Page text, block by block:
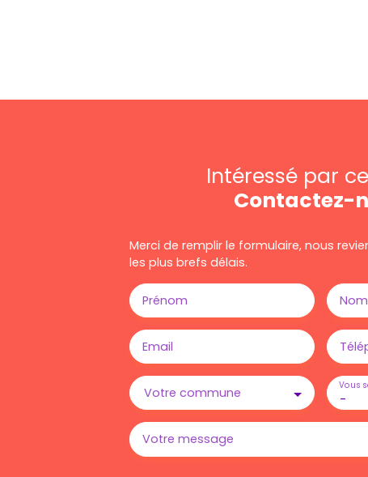
Intéressé par
Contactez-
Merci de remplir le formulaire, nous
les plus brefs délais.
Prénom Nom
Email
Votre commune -
Vous
Votre message